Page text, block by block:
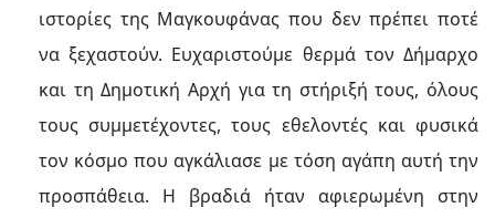
ιστορίες της Μαγκουφάνας που δεν πρέπει ποτέ
να ξεχαστούν. Ευχαριστούμε θερμά τον Δήμαρχο
και τη Δημοτική Αρχή για τη στήριξή τους, όλους
τους συμμετέχοντες, τους εθελοντές και φυσικά
τον κόσμο που αγκάλιασε με τόση αγάπη αυτή την
προσπάθεια. Η βραδιά ήταν αφιερωμένη στην